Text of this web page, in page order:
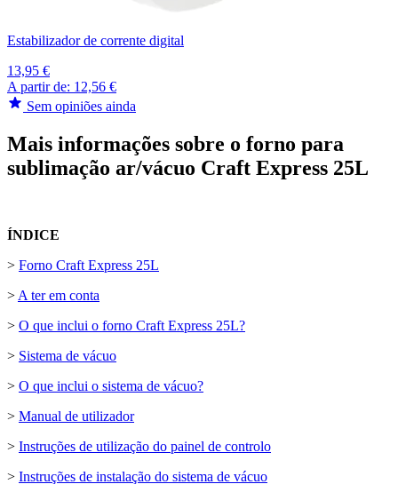
Estabilizador de corrente digital
13,95 €
A partir de: 12,56 €
Sem opiniões ainda
Mais informações sobre o forno para
sublimação ar/vácuo Craft Express 25L
ÍNDICE
> Forno Craft Express 25L
>A ter em conta
> O que inclui o forno Craft Express 25L?
> Sistema de vácuo
> O que inclui o sistema de vácuo?
> Manual de utilizador
> Instruções de utilização do painel de controlo
> Instruções de instalação do sistema de vácuo